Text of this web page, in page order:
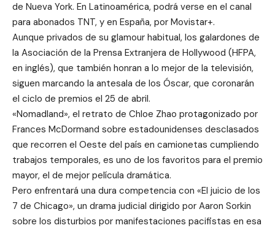
de Nueva York. En Latinoamérica, podrá verse en el canal
para abonados TNT, y en España, por Movistar+.
Aunque privados de su glamour habitual, los galardones de
la Asociación de la Prensa Extranjera de Hollywood (HFPA,
en inglés), que también honran a lo mejor de la televisión,
siguen marcando la antesala de los Óscar, que coronarán
el ciclo de premios el 25 de abril.
«Nomadland», el retrato de Chloe Zhao protagonizado por
Frances McDormand sobre estadounidenses desclasados
que recorren el Oeste del país en camionetas cumpliendo
trabajos temporales, es uno de los favoritos para el premio
mayor, el de mejor película dramática.
Pero enfrentará una dura competencia con «El juicio de los
7 de Chicago», un drama judicial dirigido por Aaron Sorkin
sobre los disturbios por manifestaciones pacifistas en esa